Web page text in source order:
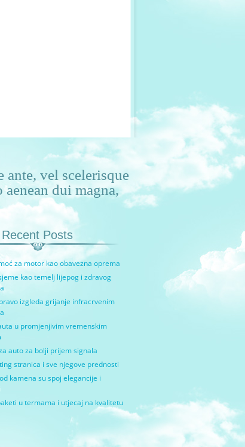
vel scelerisque
dui magna,
Recent Posts
za motor kao obavezna oprema
kao temelj lijepog i zdravog
izgleda grijanje infracrvenim
u promjenjivim vremenskim
auto za bolji prijem signala
stranica i sve njegove prednosti
kamena su spoj elegancije i
u termama i utjecaj na kvalitetu